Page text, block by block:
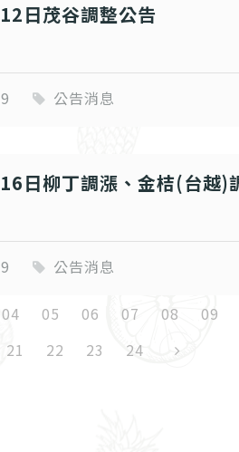
日茂谷調整公告
公告消息
日柳丁調漲、金桔(台越)
公告消息
04 05 06 07 08 09
21 22 23 24